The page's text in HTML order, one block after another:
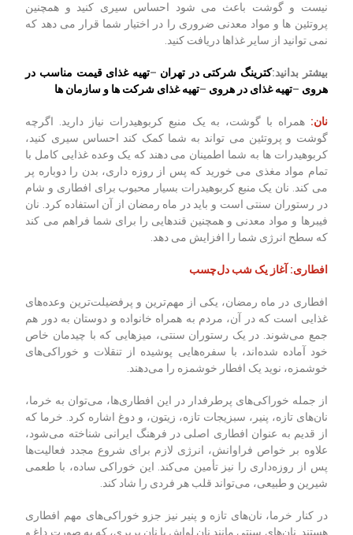
نیست و گوشت باعث می شود احساس سیری کنید و همچنین
پروتئین ها و مواد معدنی ضروری را در اختیار شما قرار می دهد که
نمی توانید از سایر غذاها دریافت کنید.
بیشتر بدانید:کترینگ شرکتی در تهران –تهیه غذای قیمت مناسب در
هروی –تهیه غذای در هروی –تهیه غذای شرکت ها و سازمان ها
نان: همراه با گوشت، به یک منبع کربوهیدرات نیاز دارید. اگرچه
گوشت و پروتئین می تواند به شما کمک کند احساس سیری کنید،
کربوهیدرات ها به شما اطمینان می دهند که یک وعده غذایی کامل با
تمام مواد مغذی می خورید که پس از روزه داری، بدن را دوباره پر
می کند. نان یک منبع کربوهیدرات بسیار محبوب برای افطاری و شام
در رستوران سنتی است و باید در ماه رمضان از آن استفاده کرد. نان
فیبرها و مواد معدنی و همچنین قندهایی را برای شما فراهم می کند
که سطح انرژی شما را افزایش می دهد.
افطاری: آغاز یک شب دل‌چسب
افطاری در ماه رمضان، یکی از مهم‌ترین و پرفضیلت‌ترین وعده‌های
غذایی است که در آن، مردم به همراه خانواده و دوستان به دور هم
جمع می‌شوند. در یک رستوران سنتی، میزهایی که با چیدمان خاص
خود آماده شده‌اند، با سفره‌هایی پوشیده از تنقلات و خوراکی‌های
خوشمزه، نوید یک افطار خوشمزه را می‌دهند
از جمله خوراکی‌های پرطرفدار در این افطاری‌ها، می‌توان به خرما،
نان‌های تازه، پنیر، سبزیجات تازه، زیتون، و دوغ اشاره کرد. خرما که
از قدیم به عنوان افطاری اصلی در فرهنگ ایرانی شناخته می‌شود،
علاوه بر خواص فراوانش، انرژی لازم برای شروع مجدد فعالیت‌ها
پس از روزه‌داری را نیز تأمین می‌کند. این خوراکی ساده، با طعمی
شیرین و طبیعی، می‌تواند قلب هر فردی را شاد کند
در کنار خرما، نان‌های تازه و پنیر نیز جزو خوراکی‌های مهم افطاری
هستند. نان‌های سنتی مانند نان لواش یا نان بربری، که به صورت داغ و